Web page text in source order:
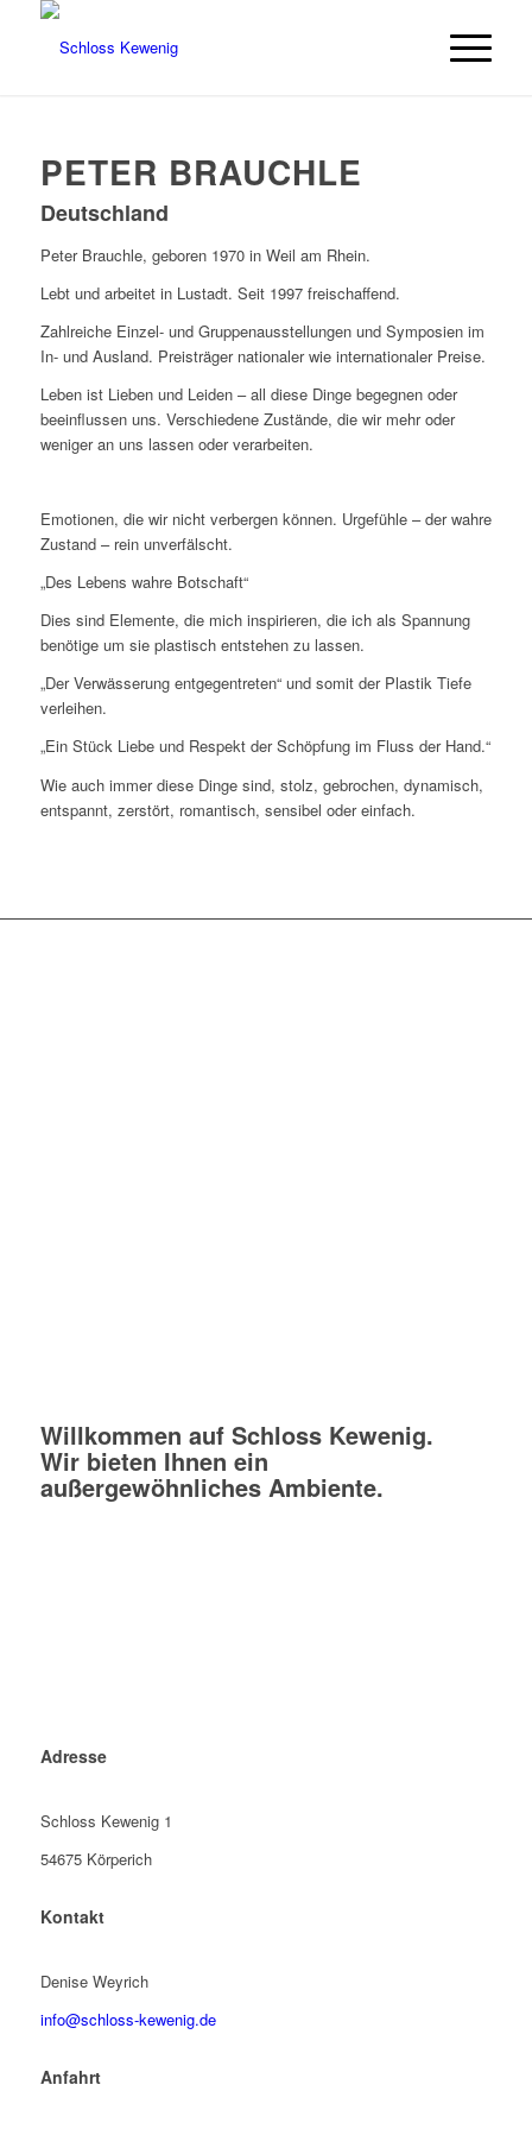
PETER BRAUCHLE
Deutschland
Peter Brauchle, geboren 1970 in Weil am Rhein.
Lebt und arbeitet in Lustadt. Seit 1997 freischaffend.
Zahlreiche Einzel- und Gruppenausstellungen und Symposien im
In- und Ausland. Preisträger nationaler wie internationaler Preise.
Leben ist Lieben und Leiden – all diese Dinge begegnen oder
beeinflussen uns. Verschiedene Zustände, die wir mehr oder
weniger an uns lassen oder verarbeiten.
Emotionen, die wir nicht verbergen können. Urgefühle – der wahre
Zustand – rein unverfälscht.
„Des Lebens wahre Botschaft“
Dies sind Elemente, die mich inspirieren, die ich als Spannung
benötige um sie plastisch entstehen zu lassen.
„Der Verwässerung entgegentreten“ und somit der Plastik Tiefe
verleihen.
„Ein Stück Liebe und Respekt der Schöpfung im Fluss der Hand.“
Wie auch immer diese Dinge sind, stolz, gebrochen, dynamisch,
entspannt, zerstört, romantisch, sensibel oder einfach.
Willkommen auf Schloss Kewenig.
Wir bieten Ihnen ein
außergewöhnliches Ambiente.
Adresse
Schloss Kewenig 1
54675 Körperich
Kontakt
Denise Weyrich
info@schloss-kewenig.de
Anfahrt